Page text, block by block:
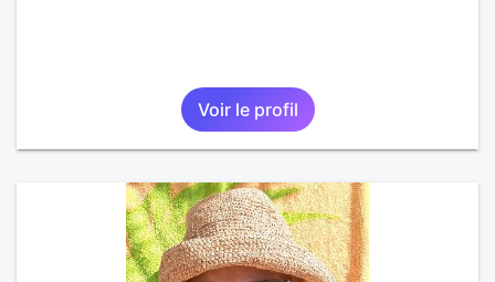
Voir le profil